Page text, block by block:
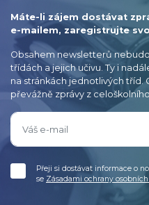
Máte-li zájem dostávat
e-mailem, zaregistrujte
Obsahem newsletterů
třídách a jejich učivu. Ty i
na stránkách jednotlivých
převážně zprávy z
Přeji si dostávat informace o
se Zásadami ochrany